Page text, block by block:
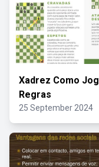
Xadrez Como
Regras
25 September 2024